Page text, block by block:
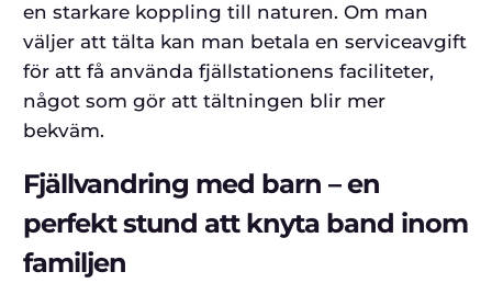
en starkare koppling till naturen. Om man
väljer att tälta kan man betala en serviceavgift
för att få använda fjällstationens faciliteter,
något som gör att tältningen blir mer
bekväm.
Fjällvandring med barn – en
perfekt stund att knyta band inom
familjen